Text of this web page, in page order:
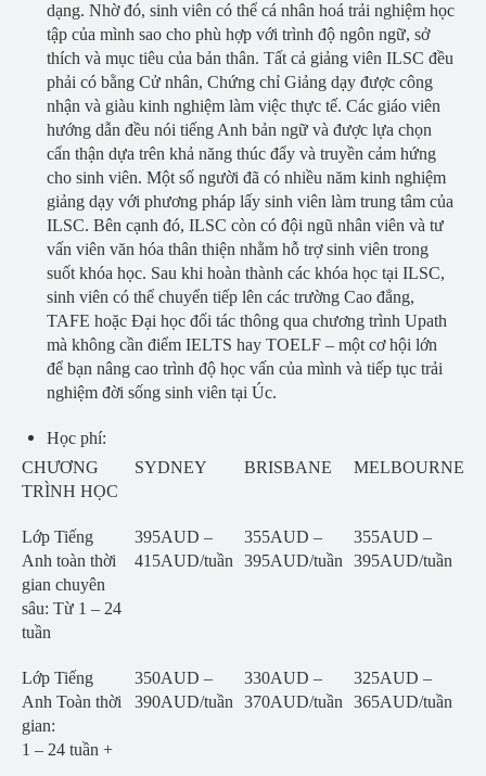
dạng. Nhờ đó, sinh viên có thể cá nhân hoá trải nghiệm học
tập của mình sao cho phù hợp với trình độ ngôn ngữ, sở
thích và mục tiêu của bản thân. Tất cả giảng viên ILSC đều
phải có bằng Cử nhân, Chứng chỉ Giảng dạy được công
nhận và giàu kinh nghiệm làm việc thực tế. Các giáo viên
hướng dẫn đều nói tiếng Anh bản ngữ và được lựa chọn
cẩn thận dựa trên khả năng thúc đẩy và truyền cảm hứng
cho sinh viên. Một số người đã có nhiều năm kinh nghiệm
giảng dạy với phương pháp lấy sinh viên làm trung tâm của
ILSC. Bên cạnh đó, ILSC còn có đội ngũ nhân viên và tư
vấn viên văn hóa thân thiện nhằm hỗ trợ sinh viên trong
suốt khóa học. Sau khi hoàn thành các khóa học tại ILSC,
sinh viên có thể chuyển tiếp lên các trường Cao đẳng,
TAFE hoặc Đại học đối tác thông qua chương trình Upath
mà không cần điểm IELTS hay TOELF – một cơ hội lớn
để bạn nâng cao trình độ học vấn của mình và tiếp tục trải
nghiệm đời sống sinh viên tại Úc.
Học phí:
CHƯƠNG
TRÌNH HỌC
SYDNEY BRISBANE MELBOURNE
Lớp Tiếng
Anh toàn thời
gian chuyên
sâu: Từ 1 – 24
tuần
395AUD –
415AUD/tuần
355AUD –
395AUD/tuần
355AUD –
395AUD/tuần
Lớp Tiếng
Anh Toàn thời
gian:
1 – 24 tuần +
350AUD –
390AUD/tuần
330AUD –
370AUD/tuần
325AUD –
365AUD/tuần